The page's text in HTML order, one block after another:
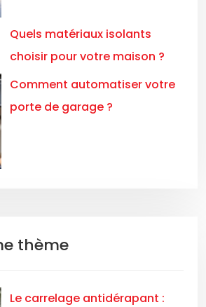
Quels matériaux isolants
choisir pour votre maison ?
Comment automatiser votre
porte de garage ?
thème
Le carrelage antidérapant :